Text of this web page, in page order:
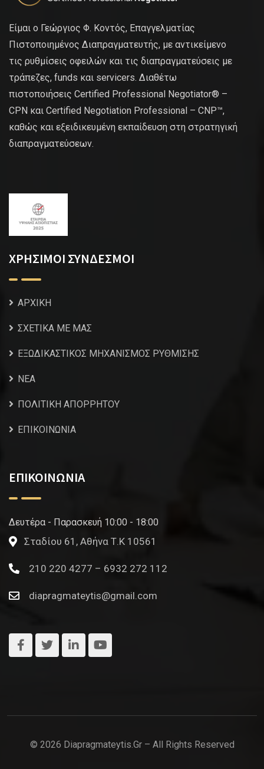
Είμαι ο Γεώργιος Φ. Κοντός, Επαγγελματίας
Πιστοποιημένος Διαπραγματευτής, με αντικείμενο
τις ρυθμίσεις οφειλών και τις διαπραγματεύσεις με
τράπεζες, funds και servicers. Διαθέτω
πιστοποιήσεις Certified Professional Negotiator® –
CPN και Certified Negotiation Professional – CNP™,
καθώς και εξειδικευμένη εκπαίδευση στη στρατηγική
διαπραγματεύσεων.
ΧΡΗΣΙΜΟΙ ΣΥΝΔΕΣΜΟΙ
ΑΡΧΙΚΗ
ΣΧΕΤΙΚΑ ΜΕ ΜΑΣ
ΕΞΩΔΙΚΑΣΤΙΚΟΣ ΜΗΧΑΝΙΣΜΟΣ ΡΥΘΜΙΣΗΣ
NEA
ΠΟΛΙΤΙΚΗ ΑΠΟΡΡΗΤΟΥ
ΕΠΙΚΟΙΝΩΝΙΑ
ΕΠΙΚΟΙΝΩΝΙΑ
Δευτέρα - Παρασκευή 10:00 - 18:00
Σταδίου 61, Αθήνα Τ.Κ 10561
210 220 4277 – 6932 272 112
diapragmateytis@gmail.com
© 2026 Diapragmateytis.gr – All Rights Reserved